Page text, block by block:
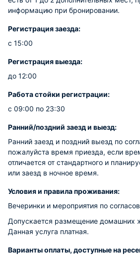
информацию при бронировании.
Регистрация заезда:
с 15:00
Регистрация выезда:
до 12:00
Работа стойки регистрации:
с 09:00 по 23:30
Ранний/поздний заезд и выезд:
Ранний заезд и поздний выезд по
пожалуйста время приезда, если
отличается от стандартного и
или заезд в ночное время.
Условия и правила проживания:
Вечеринки и мероприятия по
Допускается размещение домашних
Данная услуга платная.
Варианты оплаты, доступные на